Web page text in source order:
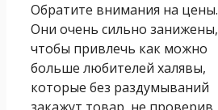
Обратите внимания на цены.
Они очень сильно занижены,
чтобы привлечь как можно
больше любителей халявы,
которые без раздумываний